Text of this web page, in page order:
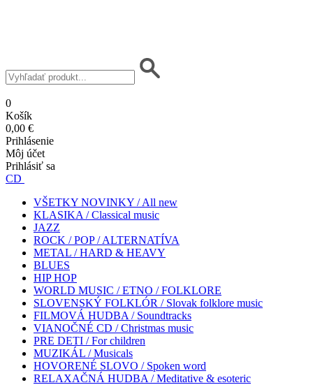
0
Košík
0,00 €
Prihlásenie
Môj účet
Prihlásiť sa
CD
VŠETKY NOVINKY / All new
KLASIKA / Classical music
JAZZ
ROCK / POP / ALTERNATÍVA
METAL / HARD & HEAVY
BLUES
HIP HOP
WORLD MUSIC / ETNO / FOLKLORE
SLOVENSKÝ FOLKLÓR / Slovak folklore music
FILMOVÁ HUDBA / Soundtracks
VIANOČNÉ CD / Christmas music
PRE DETI / For children
MUZIKÁL / Musicals
HOVORENÉ SLOVO / Spoken word
RELAXAČNÁ HUDBA / Meditative & esoteric